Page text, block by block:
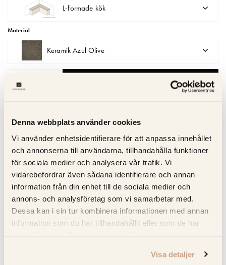
Denna webbplats använder cookies
Vi använder enhetsidentifierare för att anpassa innehållet
och annonserna till användarna, tillhandahålla funktioner
för sociala medier och analysera vår trafik. Vi
vidarebefordrar även sådana identifierare och annan
information från din enhet till de sociala medier och
annons- och analysföretag som vi samarbetar med.
Dessa kan i sin tur kombinera informationen med annan
information som du har tillhandahållit eller som de har
Visa detaljer
Matberedare & Mixer
Vattenkokare
L-formade kök
Material
Keramik Azul Olive
LÄGG I VARUKORGEN
Kvalitetsgaranti
Trygg service
Snabb leverans
Beskrivning
Recensioner